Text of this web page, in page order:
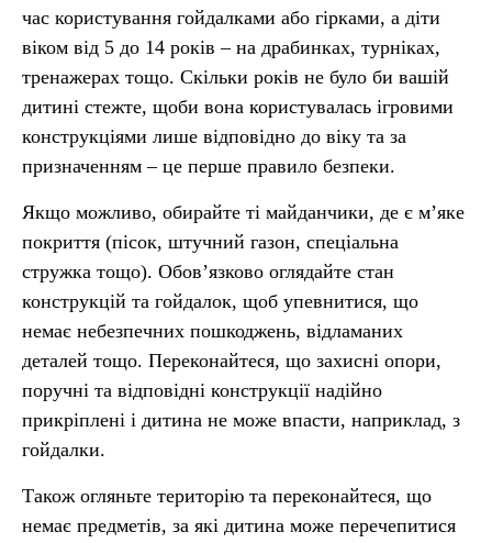
час користування гойдалками або гірками, а діти
віком від 5 до 14 років – на драбинках, турніках,
тренажерах тощо. Скільки років не було би вашій
дитині стежте, щоби вона користувалась ігровими
конструкціями лише відповідно до віку та за
призначенням – це перше правило безпеки.
Якщо можливо, обирайте ті майданчики, де є м’яке
покриття (пісок, штучний газон, спеціальна
стружка тощо). Обов’язково оглядайте стан
конструкцій та гойдалок, щоб упевнитися, що
немає небезпечних пошкоджень, відламаних
деталей тощо. Переконайтеся, що захисні опори,
поручні та відповідні конструкції надійно
прикріплені і дитина не може впасти, наприклад, з
гойдалки.
Також огляньте територію та переконайтеся, що
немає предметів, за які дитина може перечепитися